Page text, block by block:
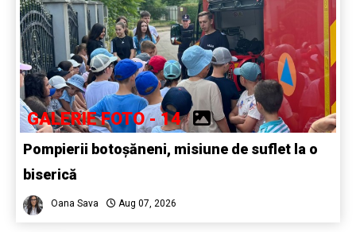
GALERIE FOTO - 14
Pompierii botoșăneni, misiune de suflet la o
biserică
Oana Sava Aug 07, 2026